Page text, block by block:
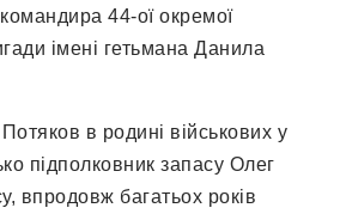
44-ої окремої
імені гетьмана Данила
в родині військових у
підполковник запасу Олег
впродовж багатьох років